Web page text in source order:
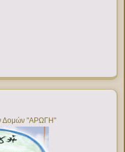
Δομών "ΑΡΩΓΗ"